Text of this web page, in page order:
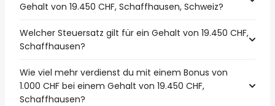
Gehalt von 19.450 CHF, Schaffhausen, Schweiz?
Welcher Steuersatz gilt für ein Gehalt von 19.450 CHF,
Schaffhausen?
Wie viel mehr verdienst du mit einem Bonus von
1.000 CHF bei einem Gehalt von 19.450 CHF,
Schaffhausen?